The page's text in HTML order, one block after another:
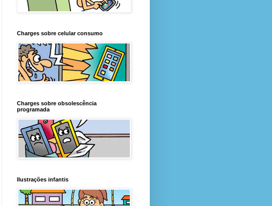
Charges sobre celular consumo
Charges sobre obsolescência
programada
Ilustrações infantis